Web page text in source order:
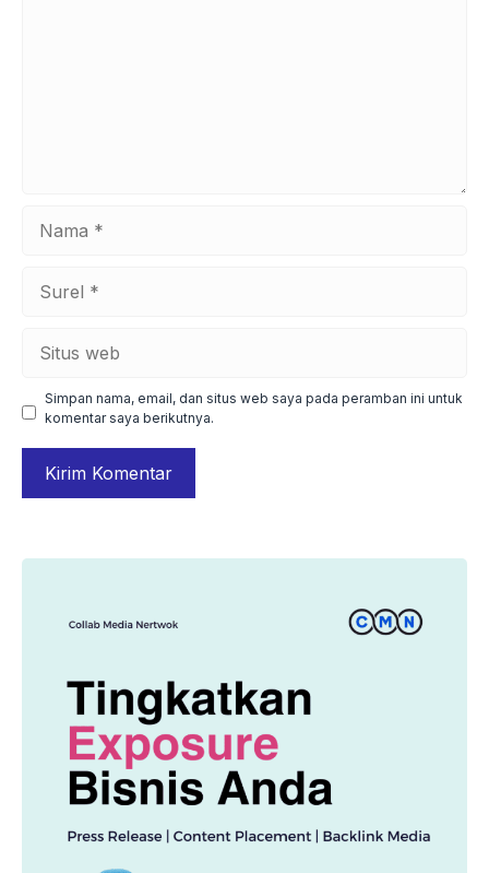
Simpan nama, email, dan situs web saya pada peramban ini untuk
komentar saya berikutnya.